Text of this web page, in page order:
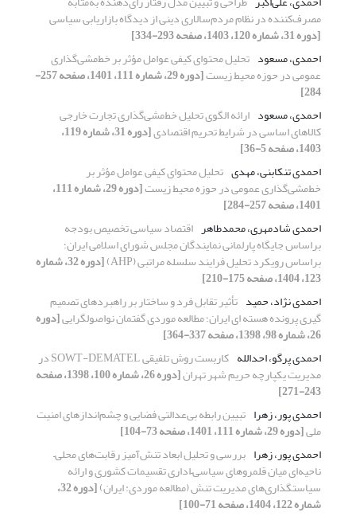
مصرف‌کننده در نظام مردم‌سالاری دینی از دیدگاه بازاریابی سیاسی
[دوره 31، شماره 120، 1403، صفحه 293-334]
احمدی، مسعود تحلیل محتوای کیفی عوامل مؤثر بر خط‌مشی‌گذاری
عمومی در حوزه محیط زیست [دوره 29، شماره 111، 1401، صفحه 257-
284]
احمدی، مسعود ارائه الگوی تحلیل خط‌مشی‌گذاری تجارت خارجی
کالاهای اساسی در شرایط تحریم اقتصادی [دوره 31، شماره 119،
1403، صفحه 5-36]
احمدی تنکابنی، مهدی تحلیل محتوای کیفی عوامل مؤثر بر
خط‌مشی‌گذاری عمومی در حوزه محیط زیست [دوره 29، شماره 111،
1401، صفحه 257-284]
احمدی شادمهری، محمدطاهر اقتصاد سیاسی تخصیص بودجه
بر‌اساس جایگاه پارلمانی نمایندگان مجلس شورای اسلامی ایران؛
برا‌ساس رویکرد تحلیل فرایند سلسله مراتبی (AHP) [دوره 32، شماره
123، 1404، صفحه 175-210]
احمدی نژاد، حمید تأثیر تقابل فرد و ساختار بر راهبردهای تصمیم‏
گیری پرونده هسته‏ ای ایران؛ مطالعه موردی گفتمان نواصول‏گرایی[دوره
26، شماره 98، 1398، صفحه 337-364]
احمدی پرگو، احدالله
کاربست روش تلفیقی SOWT-DEMATEL در
مدیریت یکپارچه حریم شهر تهران [دوره 26، شماره 100، 1398، صفحه
243-271]
احمدی پور، زهرا تبیین رابطه بی‌عدالتی فضایی و چشم‌اندازهای امنیت
ملی[دوره 29، شماره 111، 1401، صفحه 73-104]
احمدی پور، زهرا بررسی و تحلیل ابعاد تنش‌آمیز رقابت‌های محلی‌–‌
ناحیه‌ای میان قلمروهای سیاسی‌–‌اداری تقسیمات کشوری و ارائه
سیاستگذاری‌های مدیریت تنش (مطالعه موردی: ایران) [دوره 32،
شماره 122، 1404، صفحه 71-100]